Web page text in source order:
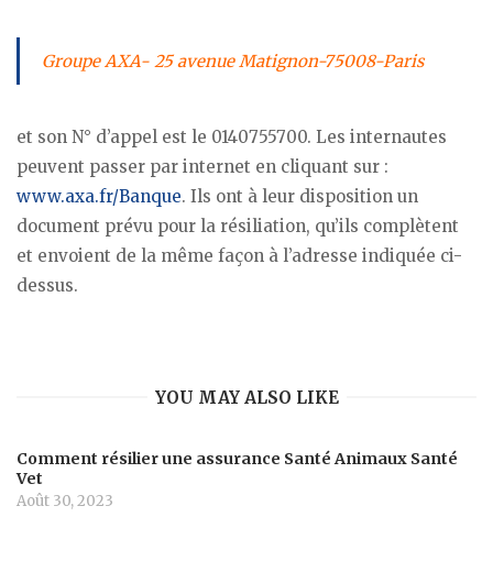
Groupe AXA- 25 avenue Matignon-75008-Paris
et son N° d’appel est le 0140755700. Les internautes
peuvent passer par internet en cliquant sur :
www.axa.fr/Banque. Ils ont à leur disposition un
document prévu pour la résiliation, qu’ils complètent
et envoient de la même façon à l’adresse indiquée ci-
dessus.
YOU MAY ALSO LIKE
Comment résilier une assurance Santé Animaux Santé
Vet
Août 30, 2023